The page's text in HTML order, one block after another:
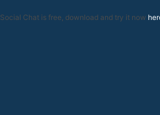
Social Chat is free, download and try it now